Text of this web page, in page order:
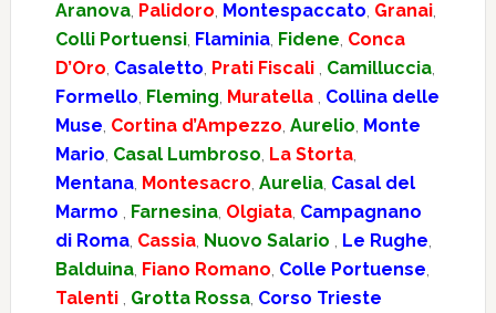
Aranova, Palidoro, Montespaccato, Granai,
Colli Portuensi, Flaminia, Fidene, Conca
D’Oro, Casaletto, Prati Fiscali , Camilluccia,
Formello, Fleming, Muratella , Collina delle
Muse, Cortina d’Ampezzo, Aurelio, Monte
Mario, Casal Lumbroso, La Storta,
Mentana, Montesacro, Aurelia, Casal del
Marmo , Farnesina, Olgiata, Campagnano
di Roma, Cassia, Nuovo Salario , Le Rughe,
Balduina, Fiano Romano, Colle Portuense,
Talenti , Grotta Rossa, Corso Trieste